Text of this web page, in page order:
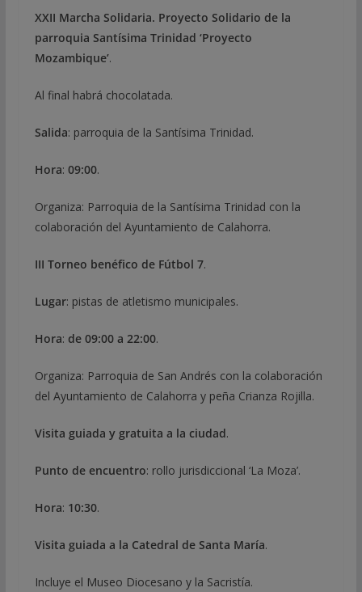
XXII Marcha Solidaria. Proyecto Solidario de la
parroquia Santísima Trinidad ‘Proyecto
Mozambique’.
Al final habrá chocolatada.
Salida: parroquia de la Santísima Trinidad.
Hora: 09:00.
Organiza: Parroquia de la Santísima Trinidad con la
colaboración del Ayuntamiento de Calahorra.
III Torneo benéfico de Fútbol 7.
Lugar: pistas de atletismo municipales.
Hora: de 09:00 a 22:00.
Organiza: Parroquia de San Andrés con la colaboración
del Ayuntamiento de Calahorra y peña Crianza Rojilla.
Visita guiada y gratuita a la ciudad.
Punto de encuentro: rollo jurisdiccional ‘La Moza’.
Hora: 10:30.
Visita guiada a la Catedral de Santa María.
Incluye el Museo Diocesano y la Sacristía.